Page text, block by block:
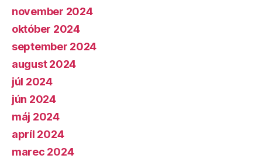
november 2024
október 2024
september 2024
august 2024
júl 2024
jún 2024
máj 2024
apríl 2024
marec 2024